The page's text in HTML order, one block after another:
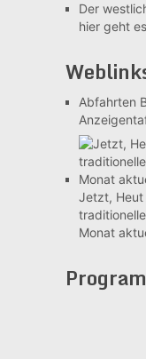
Der
hier geht
Abfahrten
Jetzt, Heut
Monat